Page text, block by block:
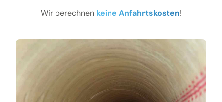
Preise
NEWS
Kontakt
Wir berechnen keine Anfahrtskosten!